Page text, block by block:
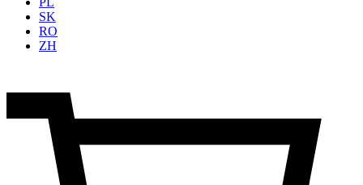
SK
RO
ZH